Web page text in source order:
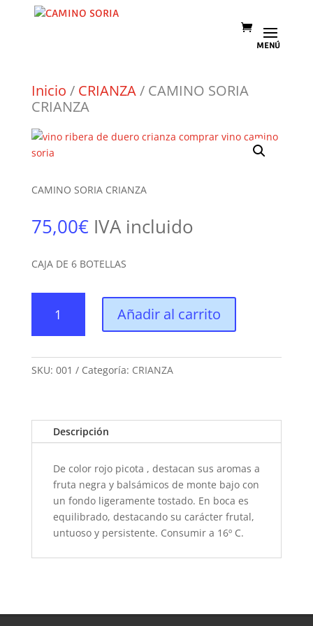
Inicio / CRIANZA/ CAMINO SORIA
CRIANZA
CAMINO SORIA CRIANZA
75,00€ IVA incluido
CAJA DE 6 BOTELLAS
SORIA
Añadir al carrito
SKU: 001 Categoría: CRIANZA
Descripción
De color rojo picota , destacan sus aromas a
fruta negra y balsámicos de monte bajo con
un fondo ligeramente tostado. En boca es
equilibrado, destacando su carácter frutal,
untuoso y persistente. Consumir a 16º C.